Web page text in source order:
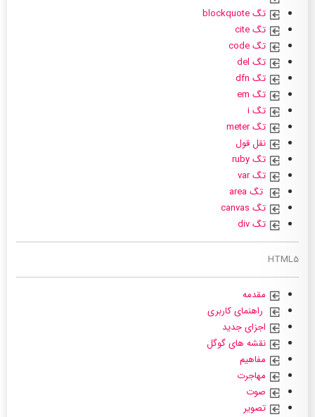
تگ blockquote
تگ cite
تگ code
تگ del
تگ dfn
تگ em
تگ i
تگ meter
نقل قول
تگ ruby
تگ var
تگ area
تگ canvas
تگ div
HTML5
مقدمه
راهنمای کاربری
اجزای جدید
نقشه های گوگل
مفاهیم
مهاجرت
صوت
تصویر